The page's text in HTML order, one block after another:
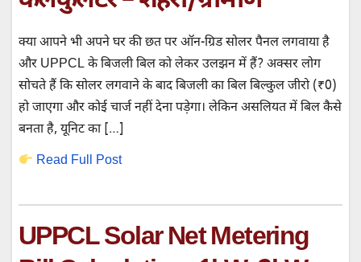
क्या आपने भी अपने घर की छत पर ऑन-ग्रिड सोलर पैनल लगवाया है
और UPPCL के बिजली बिल को लेकर उलझन में हैं? अक्सर लोग
सोचते हैं कि सोलर लगवाने के बाद बिजली का बिल बिल्कुल जीरो (₹0)
हो जाएगा और कोई चार्ज नहीं देना पड़ेगा। लेकिन असलियत में बिल कैसे
बनता है, यूनिट का […]
Read Full Post
UPPCL Solar Net Metering